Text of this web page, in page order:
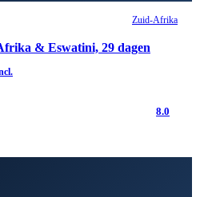
Zuid-Afrika
& Eswatini, 29 dagen
8.0